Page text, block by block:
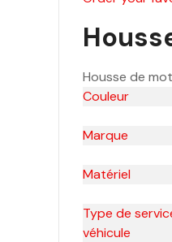
Housse de
Couleur
Marque
Matériel
Type de
véhicule